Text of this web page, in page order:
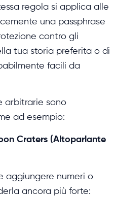
regola si applica alle
una passphrase
contro gli
tua storia preferita o di
facili da
arbitrarie sono
ad esempio:
Craters (Altoparlante
aggiungere numeri o
ancora più forte: